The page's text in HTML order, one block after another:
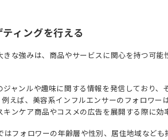
ィングを行える
な強みは、商品やサービスに関心を持つ可
ャンルや趣味に関する情報を発信しており、
えば、美容系インフルエンサーのフォロワー
ンケア商品やコスメの広告を展開する際に効
はフォロワーの年齢層や性別、居住地域など